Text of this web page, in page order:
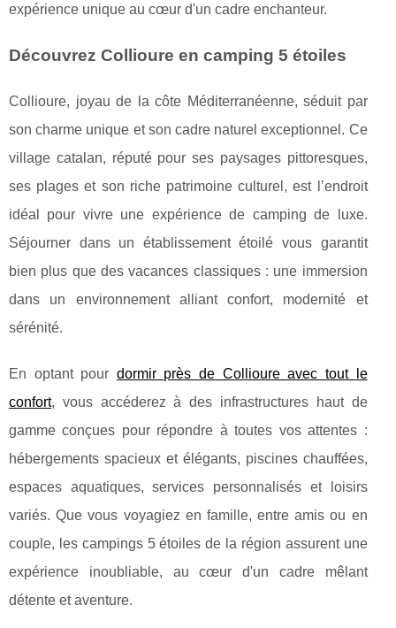
expérience unique au cœur d'un cadre enchanteur.
Découvrez Collioure en camping 5 étoiles
Collioure, joyau de la côte Méditerranéenne, séduit par
son charme unique et son cadre naturel exceptionnel. Ce
village catalan, réputé pour ses paysages pittoresques,
ses plages et son riche patrimoine culturel, est l’endroit
idéal pour vivre une expérience de camping de luxe.
Séjourner dans un établissement étoilé vous garantit
bien plus que des vacances classiques : une immersion
dans un environnement alliant confort, modernité et
sérénité.
En optant pour dormir près de Collioure avec tout le
confort, vous accéderez à des infrastructures haut de
gamme conçues pour répondre à toutes vos attentes :
hébergements spacieux et élégants, piscines chauffées,
espaces aquatiques, services personnalisés et loisirs
variés. Que vous voyagiez en famille, entre amis ou en
couple, les campings 5 étoiles de la région assurent une
expérience inoubliable, au cœur d'un cadre mêlant
détente et aventure.